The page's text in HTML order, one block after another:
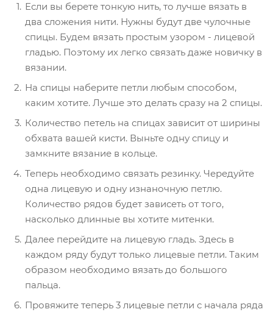
Если вы берете тонкую нить, то лучше вязать в
два сложения нити. Нужны будут две чулочные
спицы. Будем вязать простым узором - лицевой
гладью. Поэтому их легко связать даже новичку в
вязании.
На спицы наберите петли любым способом,
каким хотите. Лучше это делать сразу на 2 спицы.
Количество петель на спицах зависит от ширины
обхвата вашей кисти. Выньте одну спицу и
замкните вязание в кольце.
Теперь необходимо связать резинку. Чередуйте
одна лицевую и одну изнаночную петлю.
Количество рядов будет зависеть от того,
насколько длинные вы хотите митенки.
Далее перейдите на лицевую гладь. Здесь в
каждом ряду будут только лицевые петли. Таким
образом необходимо вязать до большого
пальца.
Провяжите теперь 3 лицевые петли с начала ряда